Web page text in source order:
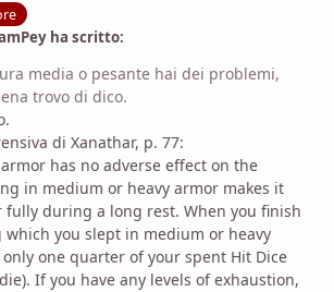
ha scritto:
media o pesante hai dei problemi,
trovo di dico.
di Xanathar, p. 77:
has no adverse effect on the
in medium or heavy armor makes it
during a long rest. When you finish
you slept in medium or heavy
one quarter of your spent Hit Dice
If you have any levels of exhaustion,